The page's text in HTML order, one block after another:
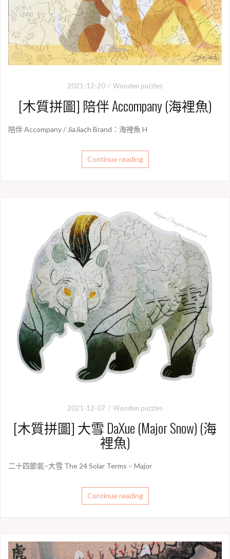
2021-12-20 Wooden puzzles
[木質拼圖] 陪伴 Accompany (海裡魚)
陪伴 Accompany / JiaJiach Brand：海裡魚 H
Continue reading
2021-12-07 Wooden puzzles
[木質拼圖] 大雪 DaXue (Major Snow) (海
裡魚)
二十四節氣–大雪 The 24 Solar Terms – Major
Continue reading